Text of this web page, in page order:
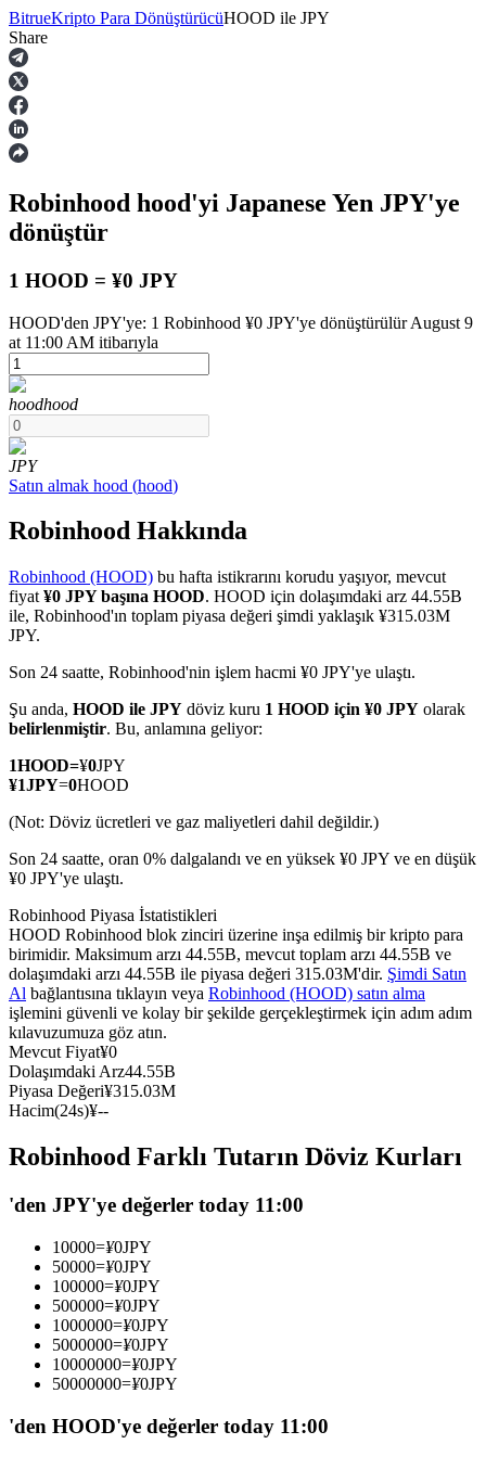
Vadeli İşlemler
USDT Vadeli İşlemleri
COIN-M Vadeli İşlemleri
Kripto Para Vadeli İşlemleri
TradFi
Hisse senetleri, döviz, değerli metaller ve emtia türevleri
USDC Vadeli İşlemleri
USDC'yi teminat olarak kullanan vadeli işlemler
Kopya Ticaret
En iyi traderlarla güçlerinizi birleştirin
BitrueKripto Para DönüştürücüHOOD ile JPY
Share
Robinhood hood'yi Japanese Yen JPY'ye
dönüştür
1 HOOD = ¥0 JPY
HOOD'den JPY'ye: 1 Robinhood ¥0 JPY'ye dönüştürülür August 9
at 11:00 AM itibarıyla
hoodhood
JPY
Satın almak hood (hood)
Robinhood Hakkında
Robinhood (HOOD) bu hafta istikrarını korudu yaşıyor, mevcut
fiyat ¥0 JPY başına HOOD. HOOD için dolaşımdaki arz 44.55B
ile, Robinhood'ın toplam piyasa değeri şimdi yaklaşık ¥315.03M
JPY.
Son 24 saatte, Robinhood'nin işlem hacmi ¥0 JPY'ye ulaştı.
Şu anda, HOOD ile JPY döviz kuru 1 HOOD için ¥0 JPY olarak
belirlenmiştir. Bu, anlamına geliyor:
1HOOD=¥0JPY
¥1JPY=0HOOD
(Not: Döviz ücretleri ve gaz maliyetleri dahil değildir.)
Son 24 saatte, oran 0% dalgalandı ve en yüksek ¥0 JPY ve en düşük
¥0 JPY'ye ulaştı.
Robinhood Piyasa İstatistikleri
HOOD Robinhood blok zinciri üzerine inşa edilmiş bir kripto para
birimidir. Maksimum arzı 44.55B, mevcut toplam arzı 44.55B ve
dolaşımdaki arzı 44.55B ile piyasa değeri 315.03M'dir. Şimdi Satın
Al bağlantısına tıklayın veya Robinhood (HOOD) satın alma
işlemini güvenli ve kolay bir şekilde gerçekleştirmek için adım adım
kılavuzumuza göz atın.
Mevcut Fiyat¥0
Dolaşımdaki Arz44.55B
Piyasa Değeri¥315.03M
Hacim(24s)¥--
Robinhood Farklı Tutarın Döviz Kurları
'den JPY'ye değerler today 11:00
10000=¥0JPY
50000=¥0JPY
100000=¥0JPY
500000=¥0JPY
1000000=¥0JPY
5000000=¥0JPY
10000000=¥0JPY
50000000=¥0JPY
'den HOOD'ye değerler today 11:00